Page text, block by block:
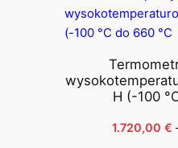
H (-100
1.720,00 €